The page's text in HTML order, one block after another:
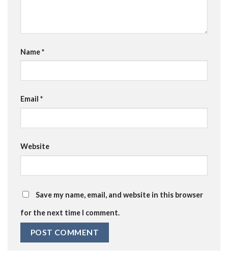
Name*
Email *
Website
Save my name, email, and website in this browser
for the next time I comment.